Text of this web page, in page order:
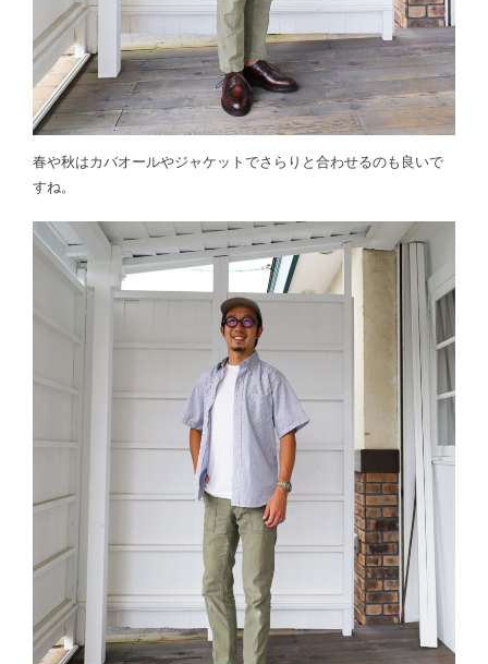
春や秋はカバオールやジャケットでさらりと合わせるのも良いで
すね。